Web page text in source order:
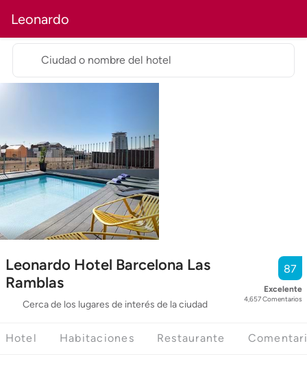
Leonardo
Leonardo Hotel Barcelona Las
Ramblas
Cerca de los lugares de interés de la ciudad
87
Excelente
4,657Comentarios
Ciudad o nombre del hotel
Hotel Habitaciones Restaurante